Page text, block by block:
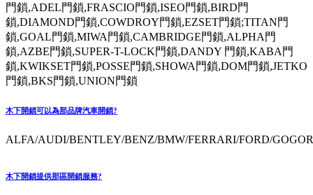
門鎖,ADEL門鎖,FRASCIO門鎖,ISEO門鎖,BIRD門
鎖,DIAMOND門鎖,COWDROY門鎖,EZSET門鎖;TITAN門
鎖,GOAL門鎖,MIWA門鎖,CAMBRIDGE門鎖,ALPHA門
鎖,AZBE門鎖,SUPER-T-LOCK門鎖,DANDY 門鎖,KABA門
鎖,KWIKSET門鎖,POSSE門鎖,SHOWA門鎖,DOM門鎖,JETKO
門鎖,BKS門鎖,UNION門鎖
木下開鎖可以為那品牌汽車開鎖?
ALFA/AUDI/BENTLEY/BENZ/BMW/FERRARI/FORD/
木下開鎖提供那區開鎖服務?